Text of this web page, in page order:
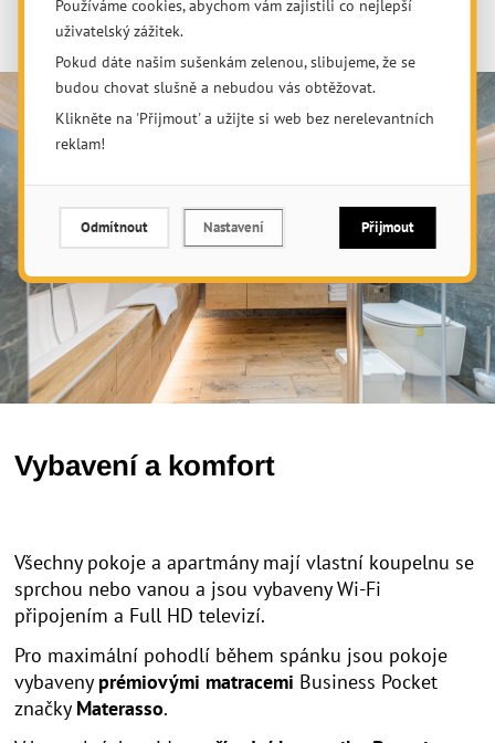
Vybavení a komfort
Všechny pokoje a apartmány mají vlastní koupelnu se
sprchou nebo vanou a jsou vybaveny Wi-Fi
připojením a Full HD televizí.
Pro maximální pohodlí během spánku jsou pokoje
vybaveny prémiovými matracemi Business Pocket
značky Materasso.
Používáme cookies, abychom vám zajistili co nejlepší
uživatelský zážitek.
Pokud dáte našim sušenkám zelenou, slibujeme, že se
budou chovat slušně a nebudou vás obtěžovat.
Klikněte na 'Přijmout' a užijte si web bez nerelevantních
reklam!
Přijmout
Odmítnout Nastavení